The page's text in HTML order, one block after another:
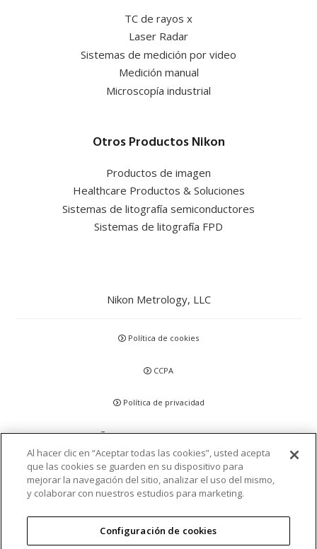
TC de rayos x
Laser Radar
Sistemas de medición por video
Medición manual
Microscopía industrial
Otros Productos Nikon
Productos de imagen
Healthcare Productos & Soluciones
Sistemas de litografía semiconductores
Sistemas de litografía FPD
Nikon Metrology, LLC
Política de cookies
CCPA
Política de privacidad
Descargo de responsabilidad
Declaraciones y Políticas
Acreditación y Certificación
Términos y condiciones
Al hacer clic en “Aceptar todas las cookies”, usted acepta
que las cookies se guarden en su dispositivo para
mejorar la navegación del sitio, analizar el uso del mismo,
y colaborar con nuestros estudios para marketing.
Configuración de cookies